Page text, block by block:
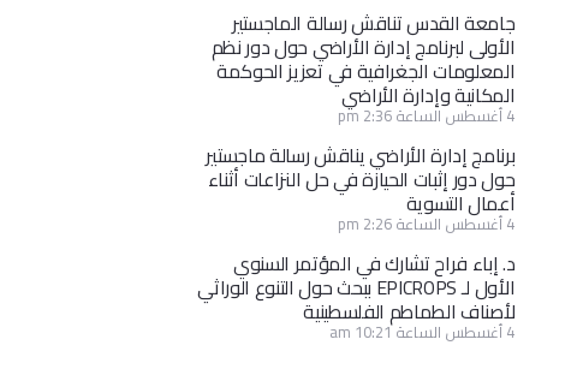
جامعة القدس تناقش رسالة الماجستير
الأولى لبرنامج إدارة الأراضي حول دور نظم
المعلومات الجغرافية في تعزيز الحوكمة
المكانية وإدارة الأراضي
4 أغسطس الساعة 2:36 pm
برنامج إدارة الأراضي يناقش رسالة ماجستير
حول دور إثبات الحيازة في حل النزاعات أثناء
أعمال التسوية
4 أغسطس الساعة 2:26 pm
د. إباء فراح تشارك في المؤتمر السنوي
الأول لـ EPICROPS ببحث حول التنوع الوراثي
لأصناف الطماطم الفلسطينية
4 أغسطس الساعة 10:21 am